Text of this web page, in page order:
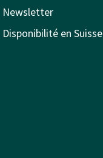
Newsletter
Disponibilité en Suisse